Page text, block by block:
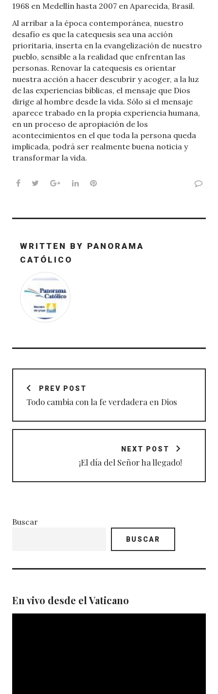
1968 en Medellín hasta 2007 en Aparecida, Brasil.
Al arribar a la época contemporánea, nuestro
desafío es que la catequesis sea una acción
prioritaria, inserta en la evangelización de nuestro
pueblo, sensible a la realidad que enfrentan las
personas. Renovar la catequesis es orientar
nuestra acción a hacer descubrir y acoger, a la luz
de las experiencias bíblicas, el mensaje que Dios
dirige al hombre desde la vida. Sólo si el mensaje
aparece trabado en la propia experiencia humana,
en un proceso de apropiación de los
acontecimientos en el que toda la persona queda
implicada, podrá ser realmente buena noticia y
transformar la vida.
Facebook
TwitterGoogle+LinkedInPinterest
WRITTEN BY PANORAMA
CATÓLICO
Navegación
entradasPREV POST
Todo cambia con la fe verdadera en Dios
NEXT POST
¡El día del Señor ha llegado!
Buscar
BUSCAR
En vivo desde el Vaticano